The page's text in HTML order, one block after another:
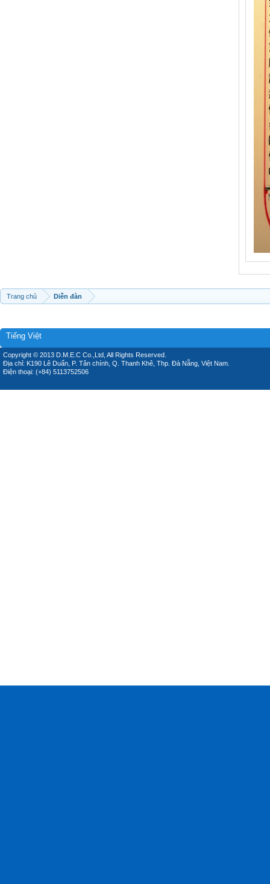
Trang chủ Diễn đàn
Tiếng Việt
Copyright © 2013 D.M.E.C Co.,Ltd, All Rights Reserved.
Địa chỉ: K190 Lê Duẩn, P. Tân chính, Q. Thanh Khê, Thp. Đà Nẵng, Việt Nam.
Điện thoại: (+84) 5113752506